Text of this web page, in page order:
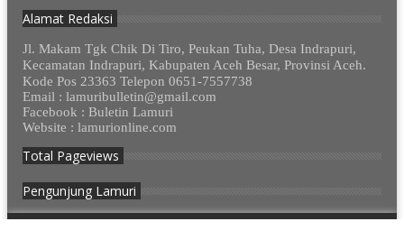
Alamat Redaksi
Jl. Makam Tgk Chik Di Tiro, Peukan Tuha, Desa Indrapuri,
Kecamatan Indrapuri, Kabupaten Aceh Besar, Provinsi Aceh.
Kode Pos 23363 Telepon 0651-7557738
Email : lamuribulletin@gmail.com
Facebook : Buletin Lamuri
Website : lamurionline.com
Total Pageviews
Pengunjung Lamuri